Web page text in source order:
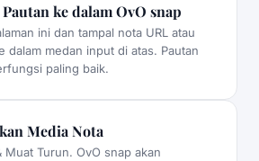
ke dalam OvO snap
ini dan tampal nota URL atau
dalam medan input di atas. Pautan
paling baik.
Media Nota
Muat Turun. OvO snap akan